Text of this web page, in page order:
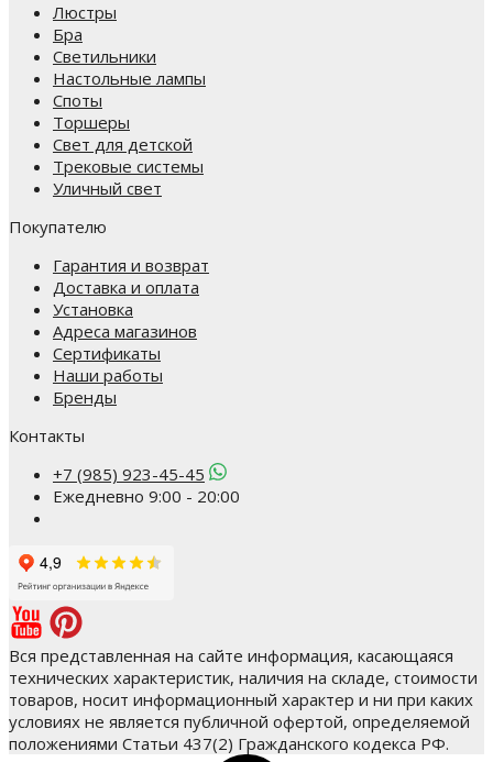
Люстры
Бра
Светильники
Настольные лампы
Споты
Торшеры
Свет для детской
Трековые системы
Уличный свет
Покупателю
Гарантия и возврат
Доставка и оплата
Установка
Адреса магазинов
Сертификаты
Наши работы
Бренды
Контакты
+7 (985) 923-45-45
Ежедневно 9:00 - 20:00
Вся представленная на сайте информация, касающаяся
технических характеристик, наличия на складе, стоимости
товаров, носит информационный характер и ни при каких
условиях не является публичной офертой, определяемой
положениями Статьи 437(2) Гражданского кодекса РФ.